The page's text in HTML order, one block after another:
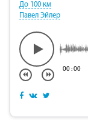
До 100 км
Павел Эйлер
00:00